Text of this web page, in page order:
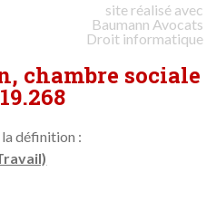
site réalisé avec
Baumann Avocats
Droit informatique
chambre sociale
définition :